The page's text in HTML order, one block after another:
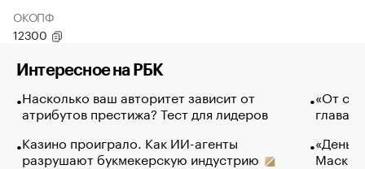
ОКОПФ
12300
Интересное на РБК
Насколько ваш авторитет зависит от
атрибутов престижа? Тест для лидеров
Казино проиграло. Как ИИ-агенты
разрушают букмекерскую индустрию
«От
глава
Маск в